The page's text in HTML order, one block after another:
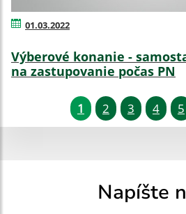
01.03.2022
Výberové konanie -
na zastupovanie počas PN
1 2 3 4 5
Napíšte